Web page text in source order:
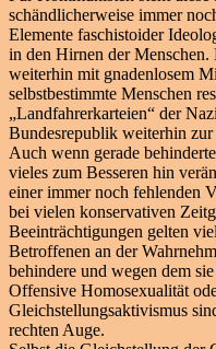
schändlicherweise immer
Elemente faschistoider
in den Hirnen der
weiterhin mit gnadenlosem
selbstbestimmte Menschen
„Landfahrerkarteien“ der
Bundesrepublik weiterhin
Auch wenn gerade
vieles zum Besseren hin
einer immer noch fehlenden
bei vielen konservativen
Beeinträchtigungen gelten
Betroffenen an der
behindere und wegen dem
Offensive Homosexualität
Gleichstellungsaktivismus
rechten Auge.